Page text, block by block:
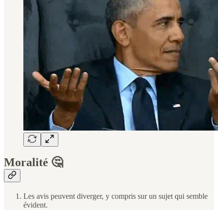
Moralité 🤔
Les avis peuvent diverger, y compris sur un sujet qui semble
évident.